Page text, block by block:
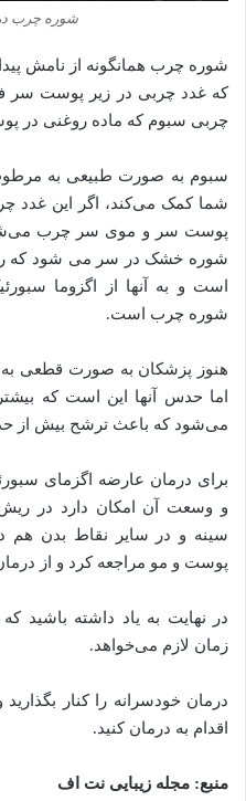
شوره چرب
شوره چرب همانگونه از نامش
که غدد چربی در زیر پوست سر
چربی سبوم که ماده روغنی در
سبوم به صورت طبیعی به
شما کمک می‌کند، اگر این غدد
پوست سر و موی سر چرب می‌شود
شوره خشک در سر می شود که
است و به آنها از اگزوما
شوره چرب است.
هنوز پزشکان به صورت قطعی
اما حدس آنها این است که
می‌شود که باعث ترشح بیش از
برای درمان عارضه اگزمای
و وسعت آن امکان دارد در
سینه و در سایر نقاط بدن هم
پوست و مو مراجعه کرد و از
در نهایت به یاد داشته
زمان لازم می‌خواهد.
درمان خودسرانه را کنار
اقدام به درمان کنید.
منبع: مجله زیبایی نت اف